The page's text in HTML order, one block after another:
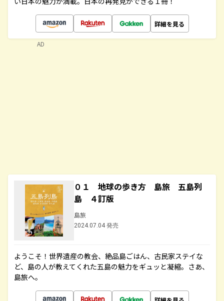
詳細を見る
０１ 地球の歩き方 島旅 五島列
島 ４訂版
島旅
2024.07.04 発売
ようこそ！世界遺産の教会、絶品島ごはん、古民家ステイな
ど、島の人が教えてくれた五島の魅力をギュッと凝縮。さあ、
島旅へ。
AD